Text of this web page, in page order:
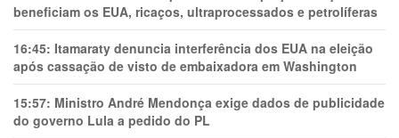
beneficiam os EUA, ricaços, ultraprocessados e petrolíferas
16:45: Itamaraty denuncia interferência dos EUA na eleição
após cassação de visto de embaixadora em Washington
15:57: Ministro André Mendonça exige dados de publicidade
do governo Lula a pedido do PL